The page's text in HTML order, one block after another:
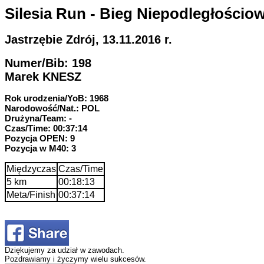
Silesia Run - Bieg
Jastrzębie Zdrój, 13.11.2016 r.
Numer/Bib: 198
Marek KNESZ
Rok urodzenia/YoB: 1968
Narodowość/Nat.: POL
Drużyna/Team: -
Czas/Time: 00:37:14
Pozycja OPEN: 9
Pozycja w M40: 3
Międzyczas Czas/Time
5 km
00:18:13
Meta/Finish 00:37:14
Dziękujemy za udział w zawodach.
Pozdrawiamy i życzymy wielu sukcesów.